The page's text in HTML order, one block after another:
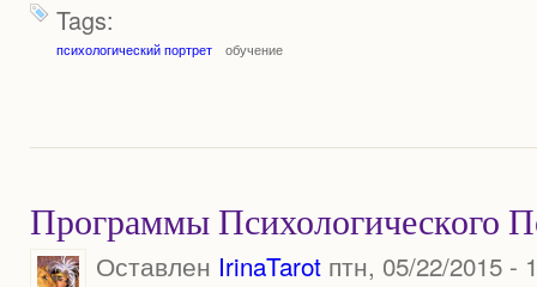
Tags:
психологический портрет обучение
Программы Психологического
Оставлен IrinaTarotптн, 05/22/2015 -